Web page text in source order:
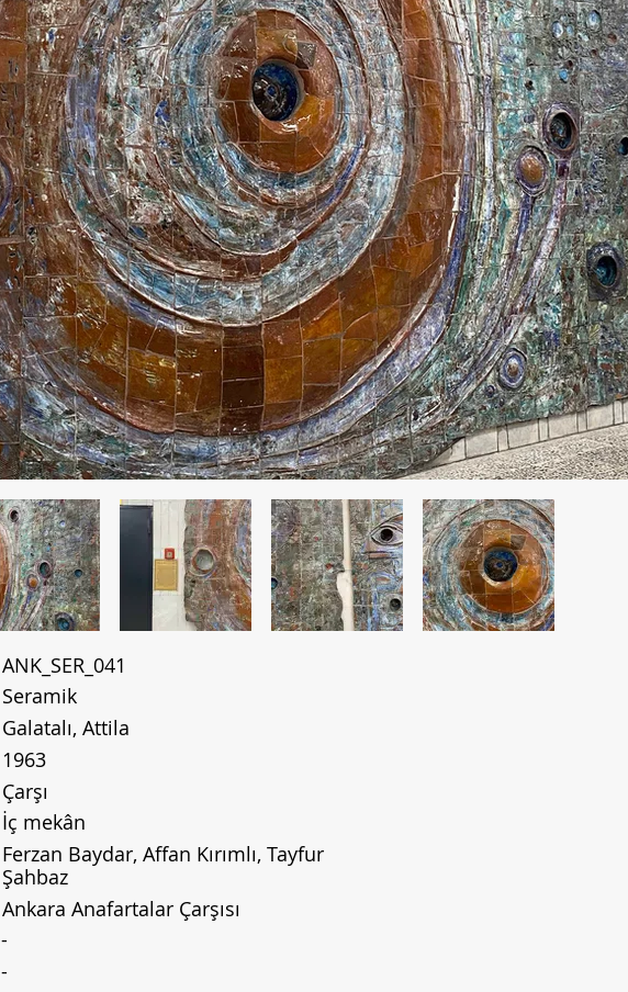
ANK_SER_041
Seramik
Galatalı, Attila
1963
Çarşı
İç mekân
Ferzan Baydar, Affan Kırımlı, Tayfur
Şahbaz
Ankara Anafartalar Çarşısı
-
-